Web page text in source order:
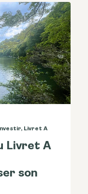
Investir, Livret A
Livret A
son